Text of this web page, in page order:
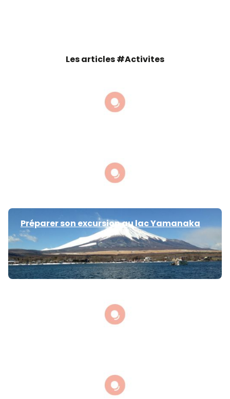
Les articles #Activites
Préparer son excursion au lac Yamanaka